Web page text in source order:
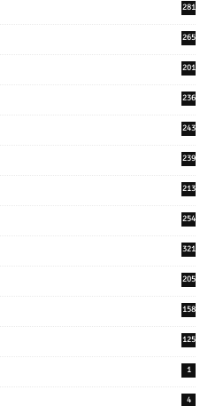
281
265
201
236
243
239
213
254
321
205
158
125
1
4